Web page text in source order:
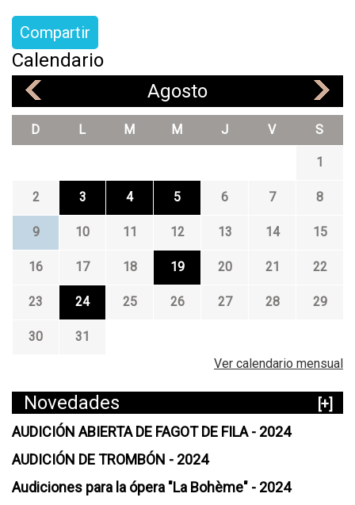
Compartir
Calendario
Agosto
D L M M J V S
1
2 3 4 5 6 7 8
9 10 11 12 13 14 15
16 17 18 19 20 21 22
23 24 25 26 27 28 29
30
31
Ver calendario mensual
Novedades
[+]
AUDICIÓN ABIERTA DE FAGOT DE FILA - 2024
AUDICIÓN DE TROMBÓN - 2024
Audiciones para la ópera "La Bohème" - 2024